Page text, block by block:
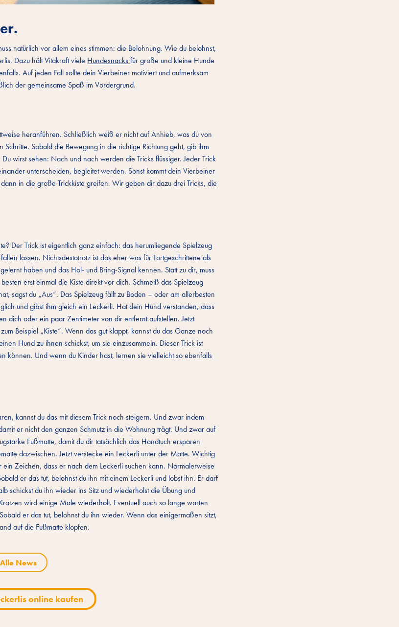
natürlich vor allem eines stimmen: die Belohnung. Wie du belohnst,
Dazu hält Vitakraft viele Hundesnacksfür große und kleine Hunde
Auf jeden Fall sollte dein Vierbeiner motiviert und aufmerksam
der gemeinsame Spaß im Vordergrund.
heranführen. Schließlich weiß er nicht auf Anhieb, was du von
Sobald die Bewegung in die richtige Richtung geht, gib ihm
wirst sehen: Nach und nach werden die Tricks flüssiger. Jeder Trick
unterscheiden, begleitet werden. Sonst kommt dein Vierbeiner
in die große Trickkiste greifen. Wir geben dir dazu drei Tricks, die
Der Trick ist eigentlich ganz einfach: das herumliegende Spielzeug
lassen. Nichtsdestotrotz ist das eher was für Fortgeschrittene als
haben und das Hol- und Bring-Signal kennen. Statt zu dir, muss
erst einmal die Kiste direkt vor dich. Schmeiß das Spielzeug
sagst du „Aus“. Das Spielzeug fällt zu Boden – oder am allerbesten
und gibst ihm gleich ein Leckerli. Hat dein Hund verstanden, dass
dich oder ein paar Zentimeter von dir entfernt aufstellen. Jetzt
Beispiel „Kiste“. Wenn das gut klappt, kannst du das Ganze noch
Hund zu ihnen schickst, um sie einzusammeln. Dieser Trick ist
können. Und wenn du Kinder hast, lernen sie vielleicht so ebenfalls
kannst du das mit diesem Trick noch steigern. Und zwar indem
er nicht den ganzen Schmutz in die Wohnung trägt. Und zwar auf
Fußmatte, damit du dir tatsächlich das Handtuch ersparen
dazwischen. Jetzt verstecke ein Leckerli unter der Matte. Wichtig
Zeichen, dass er nach dem Leckerli suchen kann. Normalerweise
er das tut, belohnst du ihn mit einem Leckerli und lobst ihn. Er darf
schickst du ihn wieder ins Sitz und wiederholst die Übung und
wird einige Male wiederholt. Eventuell auch so lange warten
er das tut, belohnst du ihn wieder. Wenn das einigermaßen sitzt,
auf die Fußmatte klopfen.
Alle News
online kaufen